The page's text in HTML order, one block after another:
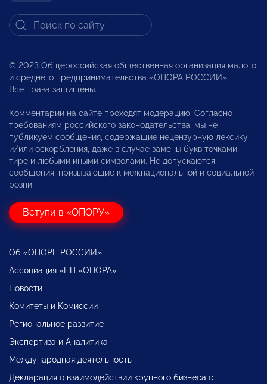
© 2023 Общероссийская общественная организация малого
и среднего предпринимательства «ОПОРА РОССИИ».
Все права защищены.
Комментарии на сайте проходят модерацию. Согласно
требованиям российского законодательства, мы не
публикуем сообщения, содержащие нецензурную лексику
и/или оскорбления, даже в случае замены букв точками,
тире и любыми иными символами. Не допускаются
сообщения, призывающие к межнациональной и социальной
розни.
Вступи в «ОПОРУ»
Об «ОПОРЕ РОССИИ»
Ассоциация «НП «ОПОРА»
Новости
Комитеты и Комиссии
Региональное развитие
Экспертиза и Аналитика
Международная деятельность
Декларация о взаимодействии крупного бизнеса с